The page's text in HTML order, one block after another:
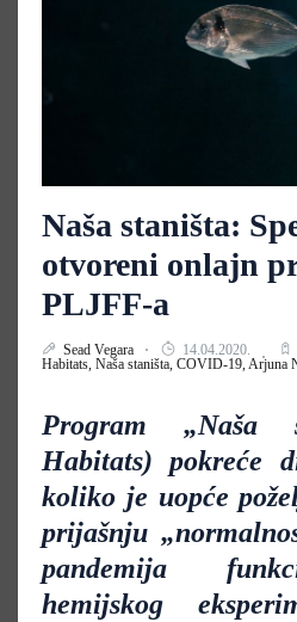
Naša staništa:
otvoreni onlajn
PLJFF-a
Sead Vegara 14.04.2020.
Habitats, Naša staništa, COVID-19,Arjuna
Program „Naša
Habitats) pokreće
koliko je uopće
prijašnju
pandemija
hemijskog